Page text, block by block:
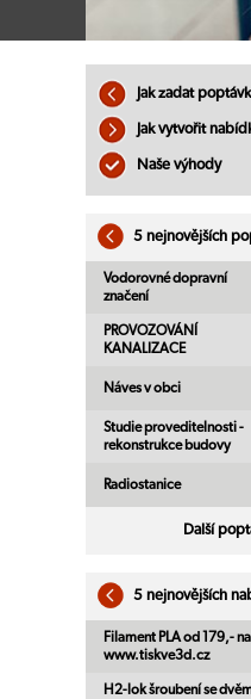
Jak zadat
Jak vytvořit
Naše výhody
5 nejnovějších
Vodorovné dopravní
značení
PROVOZOVÁNÍ
KANALIZACE
Náves v obci
Studie proveditelnosti -
rekonstrukce budovy
Radiostanice
Další
5 nejnovějších
Filament PLA od 179,- na
www.tiskve3d.cz
H2-lok šroubení se